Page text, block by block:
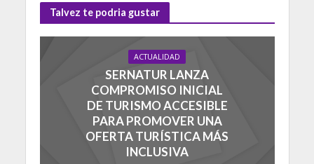
Talvez te podria gustar
ACTUALIDAD
SERNATUR LANZA
COMPROMISO INICIAL
DE TURISMO ACCESIBLE
PARA PROMOVER UNA
OFERTA TURÍSTICA MÁS
INCLUSIVA